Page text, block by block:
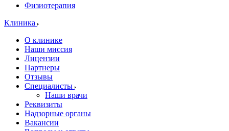
Физиотерапия
Клиника
О клинике
Наши миссия
Лицензии
Партнеры
Отзывы
Специалисты
Наши врачи
Реквизиты
Надзорные органы
Вакансии